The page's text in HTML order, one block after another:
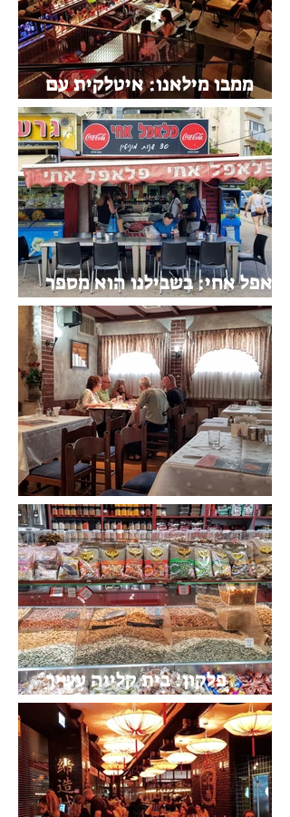
ממבו מילאנו: איטלקית עם
טוויסט
פלאפל אחי: בשבילנו הוא מספר
אחת
חנוך: לאוהבי יוז'י ויונק
פלקון: בית קלייה עשיר
לפיצוחים ולפירות יבשים